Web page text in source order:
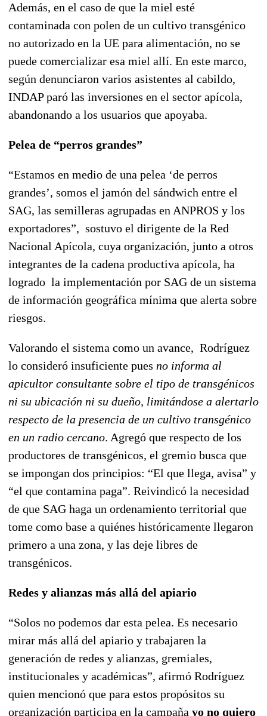
Además, en el caso de que la miel esté
contaminada con polen de un cultivo transgénico
no autorizado en la UE para alimentación, no se
puede comercializar esa miel allí. En este marco,
según denunciaron varios asistentes al cabildo,
INDAP paró las inversiones en el sector apícola,
abandonando a los usuarios que apoyaba.
Pelea de “perros grandes”
“Estamos en medio de una pelea ‘de perros
grandes’, somos el jamón del sándwich entre el
SAG, las semilleras agrupadas en ANPROS y los
exportadores”, sostuvo el dirigente de la Red
Nacional Apícola, cuya organización, junto a otros
integrantes de la cadena productiva apícola, ha
logrado la implementación por SAG de un sistema
de información geográfica mínima que alerta sobre
riesgos.
Valorando el sistema como un avance, Rodríguez
lo consideró insuficiente pues no informa al
apicultor consultante sobre el tipo de transgénicos
ni su ubicación ni su dueño, limitándose a alertarlo
respecto de la presencia de un cultivo transgénico
en un radio cercano. Agregó que respecto de los
productores de transgénicos, el gremio busca que
se impongan dos principios: “El que llega, avisa” y
“el que contamina paga”. Reivindicó la necesidad
de que SAG haga un ordenamiento territorial que
tome como base a quiénes históricamente llegaron
primero a una zona, y las deje libres de
transgénicos.
Redes y alianzas más allá del apiario
“Solos no podemos dar esta pelea. Es necesario
mirar más allá del apiario y trabajaren la
generación de redes y alianzas, gremiales,
institucionales y académicas”, afirmó Rodríguez
quien mencionó que para estos propósitos su
organización participa en la campaña yo no quiero